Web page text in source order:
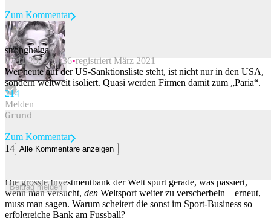
Beitrag melden
Zum Kommentar
stronghelga
07.11.2025 10:36 registriert März 2021
Wer heute auf der US-Sanktionsliste steht, ist nicht nur in den USA,
sondern weltweit isoliert. Quasi werden Firmen damit zum „Paria“.
214
Melden
Beitrag melden
Zum Kommentar
14 Alle Kommentare anzeigen
Die grösste Investmentbank der Welt spürt gerade, was passiert,
wenn man versucht, den Weltsport weiter zu verscherbeln – erneut,
muss man sagen. Warum scheitert die sonst im Sport-Business so
erfolgreiche Bank am Fussball?